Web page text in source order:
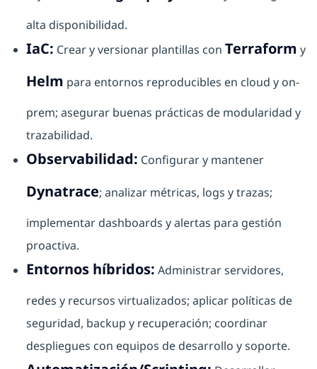
alta disponibilidad.
IaC: Crear y versionar plantillas con Terraform y
Helm para entornos reproducibles en cloud y on-
prem; asegurar buenas prácticas de modularidad y
trazabilidad.
Observabilidad: Configurar y mantener
Dynatrace; analizar métricas, logs y trazas;
implementar dashboards y alertas para gestión
proactiva.
Entornos híbridos: Administrar servidores,
redes y recursos virtualizados; aplicar políticas de
seguridad, backup y recuperación; coordinar
despliegues con equipos de desarrollo y soporte.